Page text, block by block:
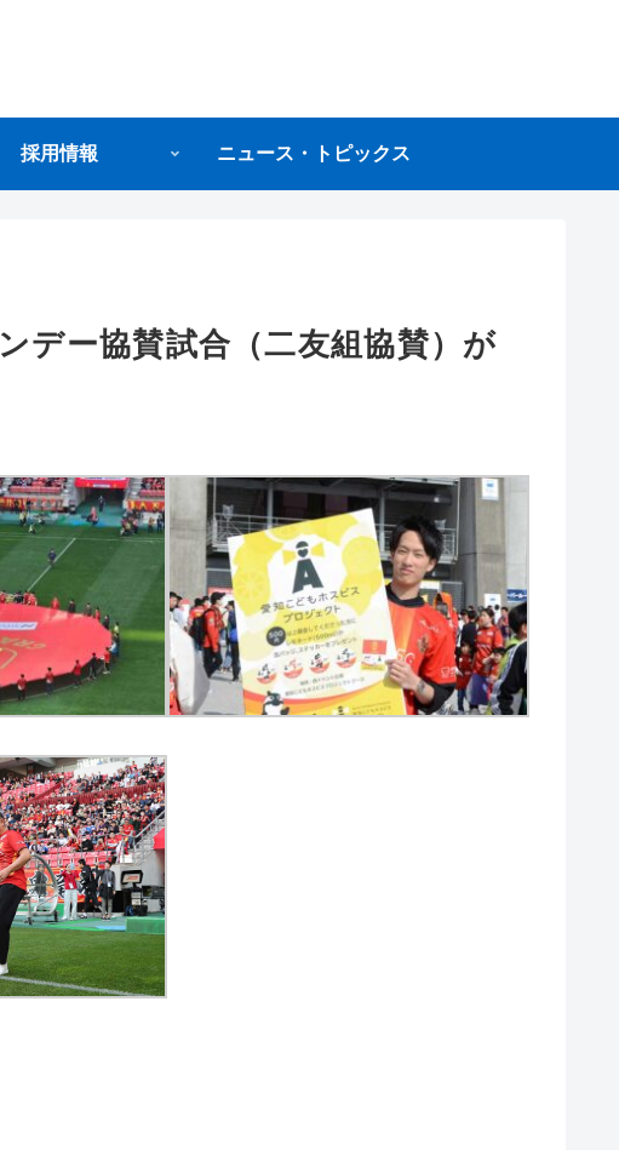
採用情報 ニュース・トピックス
デー協賛試合（二友組協賛）が